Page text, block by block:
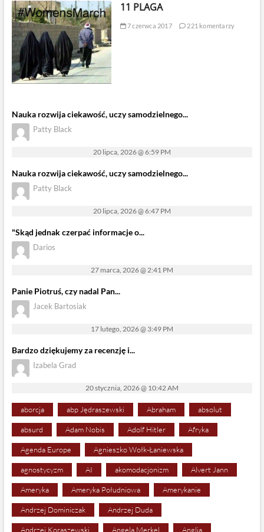
11 PLAGA
7 czerwca 2017 221 komentarzy
Nauka rozwija ciekawość, uczy samodzielnego...
Patty Black
20 lipca, 2026 @ 6:59 PM
Nauka rozwija ciekawość, uczy samodzielnego...
Patty Black
20 lipca, 2026 @ 6:47 PM
"Skąd jednak czerpać informacje o...
Darios
27 marca, 2026 @ 2:41 PM
Panie Piotruś, czy nadal Pan...
Jacek Bartosiak
17 lutego, 2026 @ 3:49 PM
Bardzo dziękujemy za recenzję i...
Izabela Grad
20 stycznia, 2026 @ 10:42 AM
aborcja abp Jędraszewski Abraham absolut
absurd Adam Nobis Adolf Hitler Afryka
Agenda Europe Agnieszko Wołk-Łaniewska
agnostycyzm AI akomodacjonizm Alvert Jann
Ameryka Ameryka Południowa Amerykanie
Andrzej Dominiczak Andrzej Duda
Andrzej Koraszewski Angela Merkel Anglia